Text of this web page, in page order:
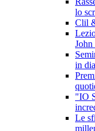
lo
Clil
in
"IO
Le